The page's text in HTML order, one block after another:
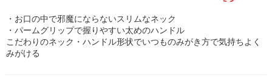
・お口の中で邪魔にならないスリムなネック
・パームグリップで握りやすい太めのハンドル
こだわりのネック・ハンドル形状でいつものみがき方で気持ちよく
みがける